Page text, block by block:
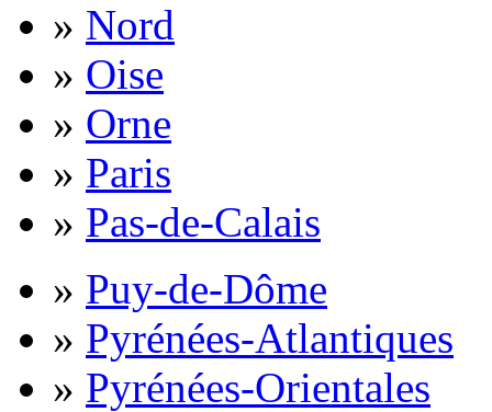
» Nord
» Oise
» Orne
» Paris
» Pas-de-Calais
» Puy-de-Dôme
» Pyrénées-Atlantiques
» Pyrénées-Orientales